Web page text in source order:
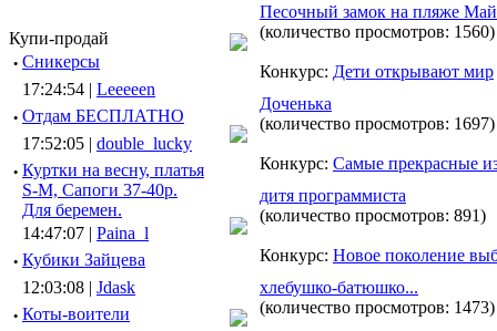
Купи-продай
· Сникерсы
17:24:54 | Leeeeen
· Отдам БЕСПЛАТНО
17:52:05 | double_lucky
· Куртки на весну, платья
S-M, Сапоги 37-40р.
Для беремен.
14:47:07 | Paina_l
· Кубики Зайцева
12:03:08 | Jdask
· Коты-воители
Песочный замок на пляже
(количество просмотров: 1560)
Конкурс: Дети открывают мир
Доченька
(количество просмотров: 1697)
Конкурс: Самые прекрасные
дитя программиста
(количество просмотров: 891)
Конкурс: Новое поколение
хлебушко-батюшко...
(количество просмотров: 1473)